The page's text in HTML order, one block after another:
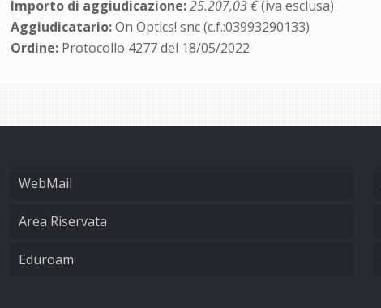
Importo di aggiudicazione: 25.207,03 €(iva esclusa)
Aggiudicatario:On Optics! snc (c.f.:03993290133)
Ordine: Protocollo 4277 del 18/05/2022
WebMail
Area Riservata
Eduroam